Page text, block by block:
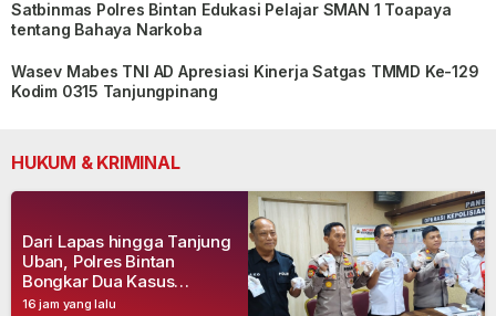
Satbinmas Polres Bintan Edukasi Pelajar SMAN 1 Toapaya
tentang Bahaya Narkoba
Wasev Mabes TNI AD Apresiasi Kinerja Satgas TMMD Ke-129
Kodim 0315 Tanjungpinang
HUKUM & KRIMINAL
16 jam yang lalu
Dari Lapas hingga Tanjung
Uban, Polres Bintan
Bongkar Dua Kasus
Narkoba, Empat Tersangka